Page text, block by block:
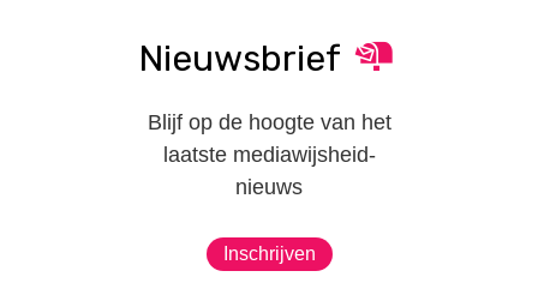
Nieuwsbrief
Blijf op de hoogte van het
laatste mediawijsheid-
nieuws
Inschrijven